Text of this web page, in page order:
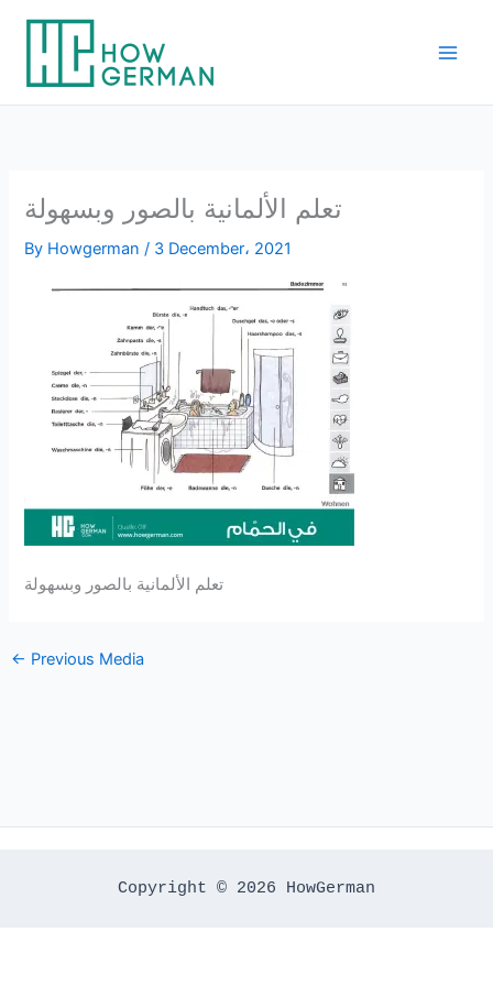
content
تعلم الألمانية بالصور وبسهولة
By Howgerman/ 3 December، 2021
تعلم الألمانية بالصور وبسهولة
← Previous Media
Copyright © 2026 HowGerman